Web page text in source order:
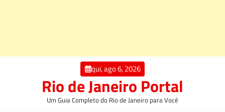
qui, ago 6, 2026
Rio de Janeiro Portal
Um Guia Completo do Rio de Janeiro para Você